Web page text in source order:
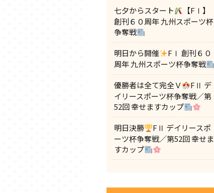
七夕からスタート
【FⅠ】
創刊６０周年 九州スポーツ杯
争奪戦
明日から開催
FⅠ 創刊６０
周年 九州スポーツ杯争奪戦
優勝者は全て完全Ｖ
FⅡ デ
イリースポーツ杯争奪戦／第
52回 幸せますカップ
明日決勝
FⅡ デイリースポ
ーツ杯争奪戦／第52回 幸せま
すカップ